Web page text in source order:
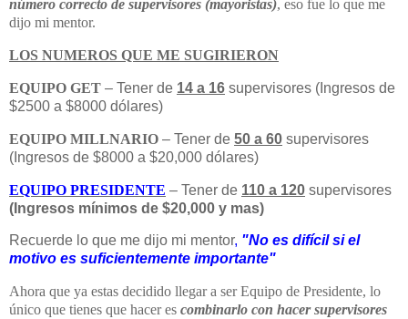
número correcto de supervisores (mayoristas), eso fue lo que me
dijo mi mentor.
LOS NUMEROS QUE ME SUGIRIERON
EQUIPO GET – Tener de 14 a 16 supervisores (Ingresos de
$2500 a $8000 dólares)
EQUIPO MILLNARIO – Tener de 50 a 60 supervisores
(Ingresos de $8000 a $20,000 dólares)
EQUIPO PRESIDENTE – Tener de 110 a 120 supervisores
(Ingresos mínimos de $20,000 y mas)
Recuerde lo que me dijo mi mentor, "No es difícil si el
motivo es suficientemente importante"
Ahora que ya estas decidido llegar a ser Equipo de Presidente, lo
único que tienes que hacer es combinarlo con hacer supervisores